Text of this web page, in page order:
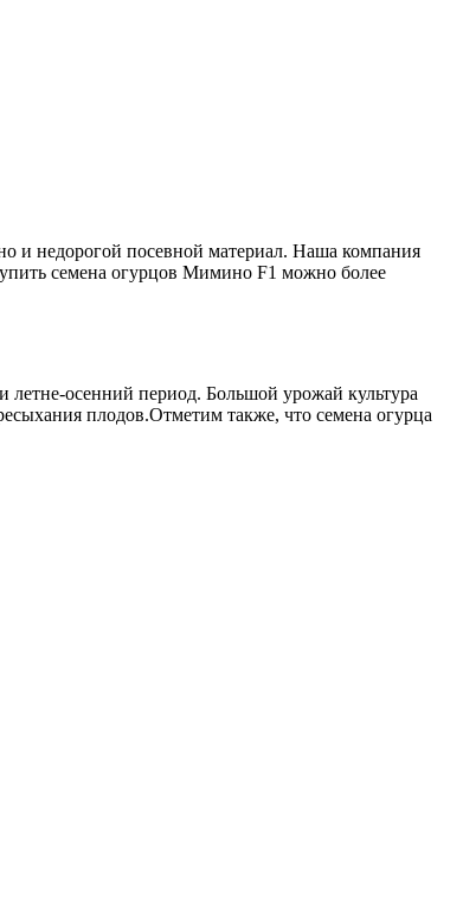
и недорогой посевной материал. Наша компания
семена огурцов Мимино F1 можно более
осенний период. Большой урожай культура
плодов.Отметим также, что семена огурца